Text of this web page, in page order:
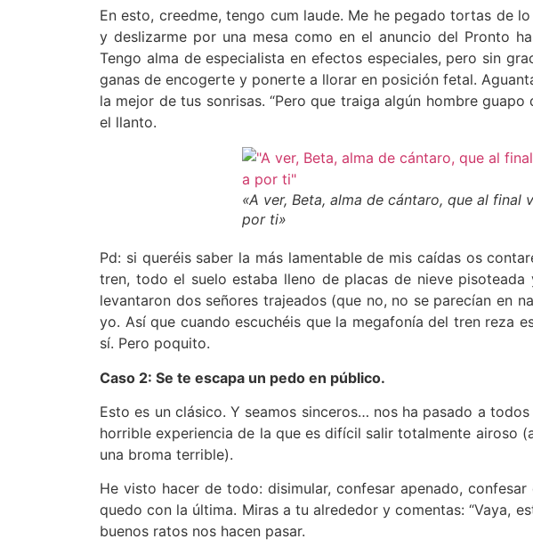
En esto, creedme, tengo cum laude. Me he pegado tortas de
y deslizarme por una mesa como en el anuncio del Pronto
Tengo alma de especialista en efectos especiales, pero sin
ganas de encogerte y ponerte a llorar en posición fetal.
la mejor de tus sonrisas. “Pero que traiga algún hombre
el llanto.
«A ver, Beta, alma de cántaro, que al
por ti»
Pd: si queréis saber la más lamentable de mis caídas os
tren, todo el suelo estaba lleno de placas de nieve
levantaron dos señores trajeados (que no, no se parecían en
yo. Así que cuando escuchéis que la megafonía del tren reza
sí. Pero poquito.
Caso 2: Se te escapa un pedo en público.
Esto es un clásico. Y seamos sinceros… nos ha pasado a
horrible experiencia de la que es difícil salir totalmente airoso
una broma terrible).
He visto hacer de todo: disimular, confesar apenado,
quedo con la última. Miras a tu alrededor y comentas: “Vaya,
buenos ratos nos hacen pasar.